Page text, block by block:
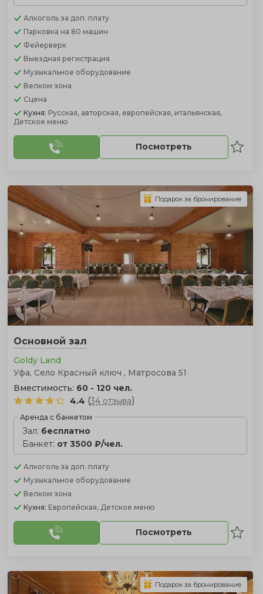
Алкоголь за доп. плату
Парковка на 80 машин
Фейерверк
Выездная регистрация
Музыкальное оборудование
Велком зона
Сцена
Кухня: Русская, авторская, европейская, итальянская,
Детское меню
Посмотреть
Основной зал
Goldy Land
Уфа, Село Красный ключ , Матросова 51
Вместимость: 60 - 120 чел.
4.4 (34 отзыва)
Аренда с банкетом
Зал: бесплатно
Банкет: от 3500 ₽/чел.
Алкоголь за доп. плату
Музыкальное оборудование
Велком зона
Кухня: Европейская, Детское меню
Посмотреть
Подарок за бронирование
Подарок за бронирование